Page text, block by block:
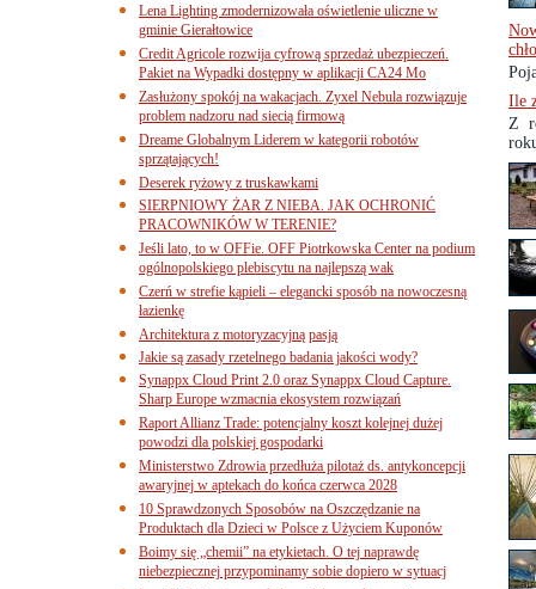
Ile
Z
Lena Lighting zmodernizowała oświetlenie uliczne w
gminie Gierałtowice
Credit Agricole rozwija cyfrową sprzedaż ubezpieczeń.
Pakiet na Wypadki dostępny w aplikacji CA24 Mo
Zasłużony spokój na wakacjach. Zyxel Nebula rozwiązuje
problem nadzoru nad siecią firmową
Dreame Globalnym Liderem w kategorii robotów
sprzątających!
Deserek ryżowy z truskawkami
SIERPNIOWY ŻAR Z NIEBA. JAK OCHRONIĆ
PRACOWNIKÓW W TERENIE?
Jeśli lato, to w OFFie. OFF Piotrkowska Center na podium
ogólnopolskiego plebiscytu na najlepszą wak
Czerń w strefie kąpieli – elegancki sposób na nowoczesną
łazienkę
Architektura z motoryzacyjną pasją
Jakie są zasady rzetelnego badania jakości wody?
Synappx Cloud Print 2.0 oraz Synappx Cloud Capture.
Sharp Europe wzmacnia ekosystem rozwiązań
Raport Allianz Trade: potencjalny koszt kolejnej dużej
powodzi dla polskiej gospodarki
Ministerstwo Zdrowia przedłuża pilotaż ds. antykoncepcji
awaryjnej w aptekach do końca czerwca 2028
10 Sprawdzonych Sposobów na Oszczędzanie na
Produktach dla Dzieci w Polsce z Użyciem Kuponów
Boimy się „chemii” na etykietach. O tej naprawdę
niebezpiecznej przypominamy sobie dopiero w sytuacj